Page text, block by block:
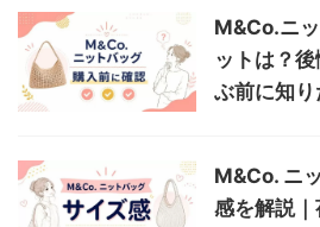
M&Co.ニ
ットは？
ぶ前に知
M&Co. ニ
感を解説